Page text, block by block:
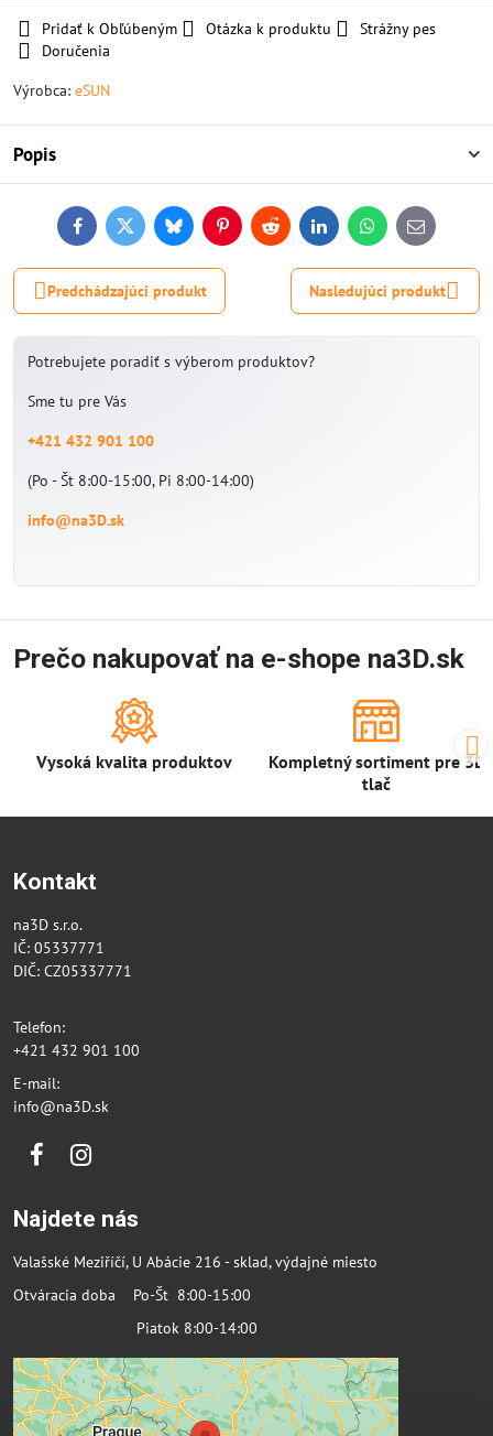
Pridať k Obľúbeným Otázka k produktu
Strážny pes
Doručenia
Výrobca: eSUN
Popis
FacebookTwitterBlueskyPinterestReddit LinkedInWhatsApp
E-
mail
Predchádzajúci produkt Nasledujúci produkt
Potrebujete poradiť s výberom produktov?
Sme tu pre Vás
+421 432 901 100
(Po - Št 8:00-15:00, Pi 8:00-14:00)
info@na3D.sk
Prečo nakupovať na e-shope na3D.sk
Vysoká kvalita produktov
Kompletný sortiment pre 3D
tlač
Kontakt
na3D s.r.o.
IČ: 05337771
DIČ: CZ05337771
Telefon:
+421 432 901 100
E-mail:
info@na3D.sk
FacebookInstagram
Najdete nás
Valašské Meziříčí, U Abácie 216 - sklad, výdajné miesto
Otváracia doba Po-Št 8:00-15:00
Piatok 8:00-14:00